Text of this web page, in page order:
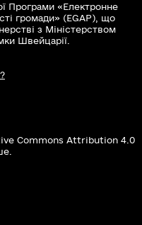
Програми «Електронне
громади» (EGAP), що
з Міністерством
Швейцарії.
Commons Attribution 4.0